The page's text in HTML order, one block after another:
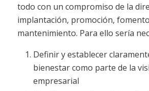
todo con un compromiso de la
implantación, promoción,
mantenimiento. Para ello sería
Definir y establecer
bienestar como parte de la
empresarial